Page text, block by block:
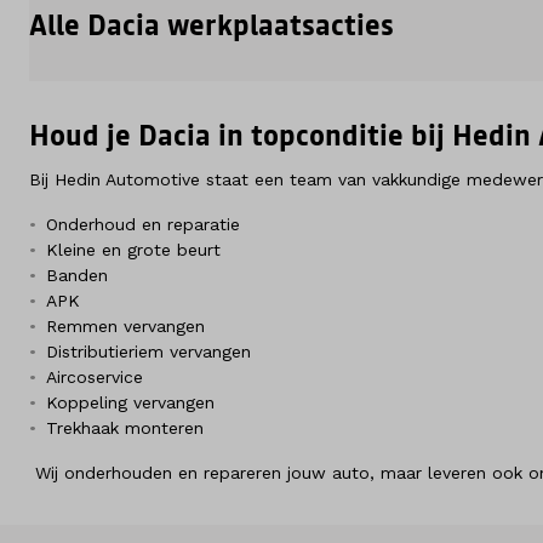
Over ons
Land
Nederland
Taal
Nederlands
Alle Dacia werkplaatsacties
Houd je Dacia in topconditie bij
Bij Hedin Automotive staat een team van vakkundige
Onderhoud en reparatie
Kleine en grote beurt
Banden
APK
Remmen vervangen
Distributieriem vervangen
Aircoservice
Koppeling vervangen
Trekhaak monteren
Wij onderhouden en repareren jouw auto, maar leveren ook